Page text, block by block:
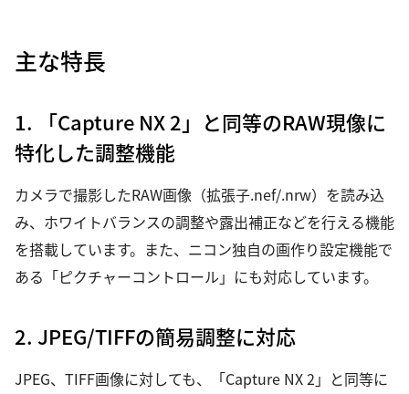
主な特長
1. 「Capture NX 2」と同等のRAW現像に
特化した調整機能
カメラで撮影したRAW画像（拡張子.nef/.nrw）を読み込
み、ホワイトバランスの調整や露出補正などを行える機能
を搭載しています。また、ニコン独自の画作り設定機能で
ある「ピクチャーコントロール」にも対応しています。
2. JPEG/TIFFの簡易調整に対応
JPEG、TIFF画像に対しても、「Capture NX 2」と同等に